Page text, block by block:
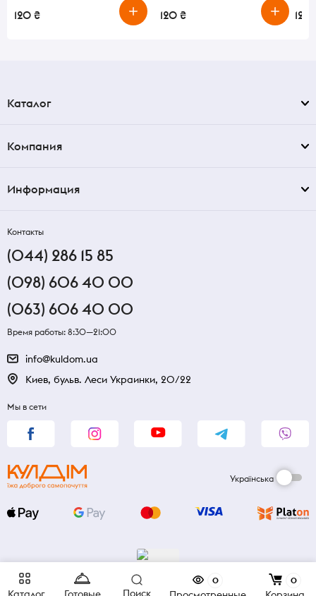
Поиск
0 0
120 ₴ 120 ₴ 120
Каталог
Компания
Информация
Контакты
(044) 286 15 85
(098) 606 40 00
(063) 606 40 00
Время работы: 8:30—21:00
info@kuldom.ua
Киев, бульв. Леси Украинки, 20/22
Мы в сети
Українська